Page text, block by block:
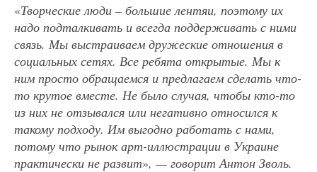
«Творческие люди – большие лентяи, поэтому их
надо подталкивать и всегда поддерживать с ними
связь. Мы выстраиваем дружеские отношения в
социальных сетях. Все ребята открытые. Мы к
ним просто обращаемся и предлагаем сделать что-
то крутое вместе. Не было случая, чтобы кто-то
из них не отзывался или негативно относился к
такому подходу. Им выгодно работать с нами,
потому что рынок арт-иллюстрации в Украине
практически не развит», — говорит Антон Зволь.